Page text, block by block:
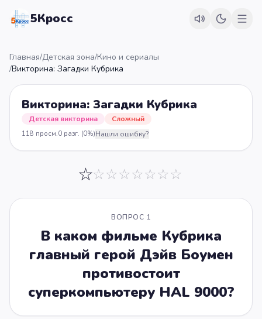
5Кросс
Главная/Детская зона/Кино и сериалы
/Викторина: Загадки Кубрика
Викторина: Загадки Кубрика
Детская викторина Сложный
118 просм.0 разг. (0%)Нашли ошибку?
☆☆☆☆☆☆☆☆
ВОПРОС 1
В каком фильме Кубрика
главный герой Дэйв Боумен
противостоит
суперкомпьютеру HAL 9000?